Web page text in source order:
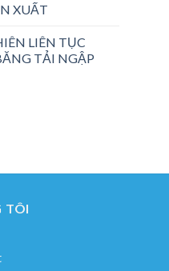
XUẤT
LIÊN TỤC
TẢI NGẬP
TÔI